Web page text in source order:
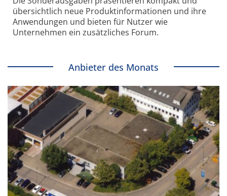
übersichtlich neue Produkt­informationen und ihre
Anwendungen und bieten für Nutzer wie
Unternehmen ein zusätzliches Forum.
Anbieter des Monats